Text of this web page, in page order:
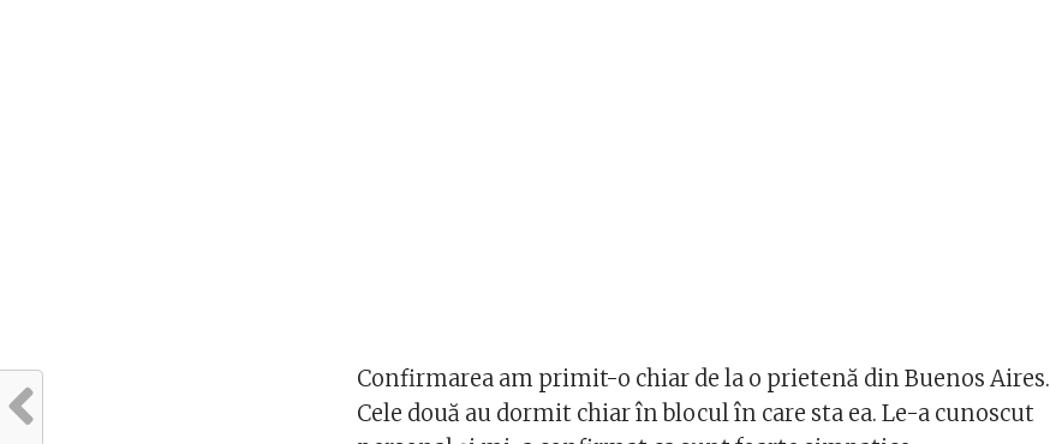
Confirmarea am primit-o chiar de la o prietenă din Buenos Aires.
Cele două au dormit chiar în blocul în care sta ea. Le-a cunoscut